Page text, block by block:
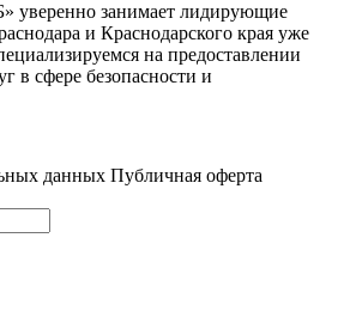
уверенно занимает лидирующие
и Краснодарского края уже
на предоставлении
в сфере безопасности и
данных Публичная оферта